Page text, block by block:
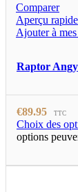
Comparer
Aperçu rapide
Ajouter à
Raptor Angy
€89.95 TTC
Choix des
options